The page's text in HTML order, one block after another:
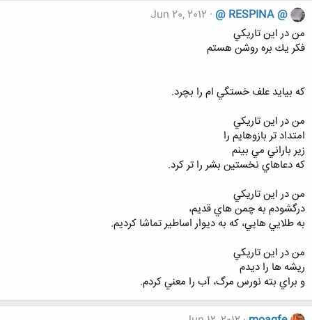
@ RESPINA @
Jun 20, 2012
من در اين تاريكي
فكر يك بره روشن هستم
كه بيايد علف خستگي ام را بچرد.
من در اين تاريكي
امتداد تر بازوهايم را
زير باراني مي بينم
كه دعاهاي نخستين بشر را تر كرد.
من در اين تاريكي
درگشودم به چمن هاي قديم‌،
به طلايي هايي‌، كه به ديوار اساطير تماشا كرديم‌.
من در اين تاريكي
ريشه ها را ديدم
و براي بته نورس مرگ‌، آب را معني كردم‌.